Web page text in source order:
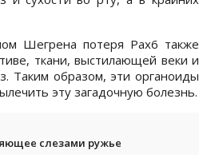
Шегрена потеря Pax6 также
ткани, выстилающей веки и
Таким образом, эти органоиды
эту загадочную болезнь.
слезами ружье